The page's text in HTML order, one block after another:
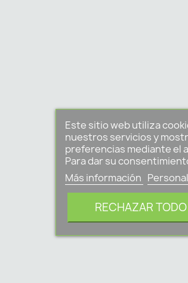
Este sitio web utiliza
nuestros servicios y
preferencias mediante el
Para dar su
Más información
RECHAZAR TODO